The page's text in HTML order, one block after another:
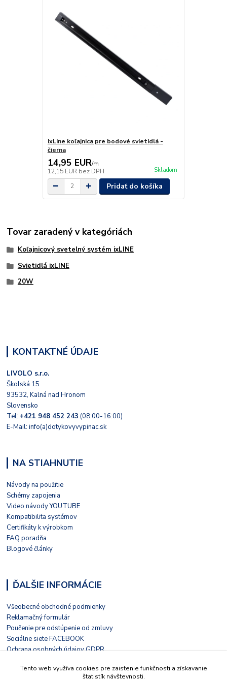
ixLine koľajnica pre bodové svietidlá -
čierna
14,95 EUR/m
12,15 EUR bez DPH Skladom
Pridať do košíka
Tovar zaradený v kategóriách
Koľajnicový svetelný systém ixLINE
Svietidlá ixLINE
20W
KONTAKTNÉ ÚDAJE
LIVOLO s.r.o.
Školská 15
93532, Kalná nad Hronom
Slovensko
Tel: +421 948 452 243 (08:00-16:00)
E-Mail: info(a)dotykovyvypinac.sk
NA STIAHNUTIE
Návody na použitie
Schémy zapojenia
Video návody YOUTUBE
Kompatibilita systémov
Certifikáty k výrobkom
FAQ poradňa
Blogové články
ĎALŠIE INFORMÁCIE
Všeobecné obchodné podmienky
Reklamačný formulár
Poučenie pre odstúpenie od zmluvy
Sociálne siete FACEBOOK
Ochrana osobných údajov GDPR
Kontaktný formulár
Tento web využíva cookies pre zaistenie funkčnosti a získavanie
štatistík návštevnosti.